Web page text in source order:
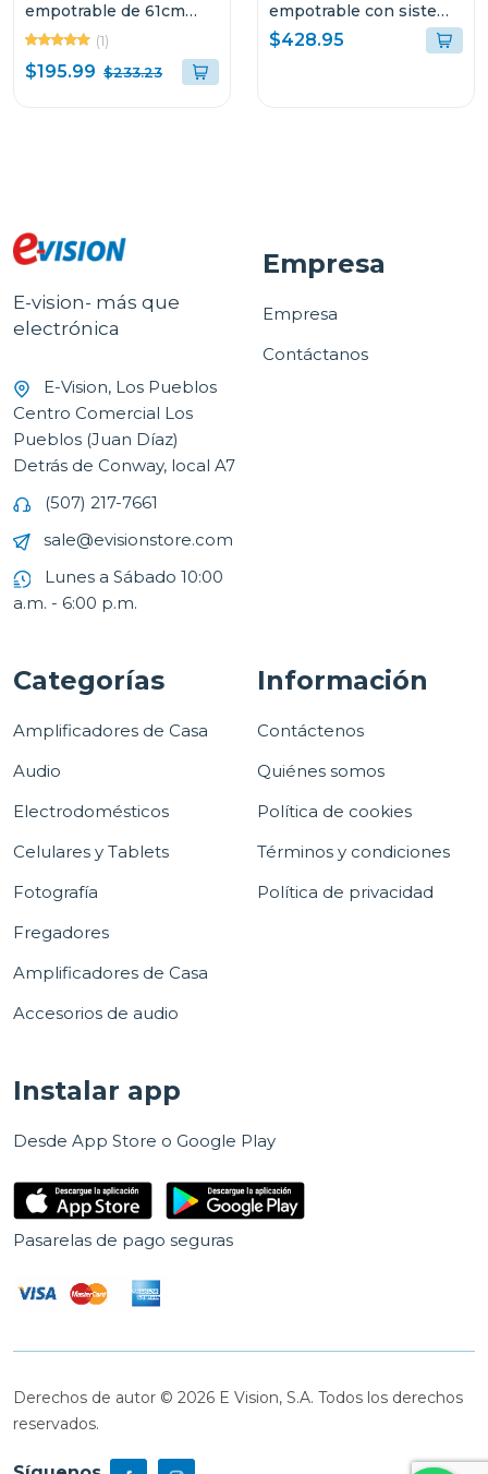
empotrable de 61cm
acabado en acero
BOLONIA61
(1)
$195.99 $233.23
empotrable con sistema
antiruido de 84cm
LUCCA84
$428.95
E-vision- más que
electrónica
E-Vision, Los Pueblos
Centro Comercial Los
Pueblos (Juan Díaz)
Detrás de Conway, local A7
(507) 217-7661
sale@evisionstore.com
Lunes a Sábado 10:00
a.m. - 6:00 p.m.
Empresa
Empresa
Contáctanos
Categorías
Amplificadores de Casa
Audio
Electrodomésticos
Celulares y Tablets
Fotografía
Fregadores
Amplificadores de Casa
Accesorios de audio
Información
Contáctenos
Quiénes somos
Política de cookies
Términos y condiciones
Política de privacidad
Instalar app
Desde App Store o Google Play
Pasarelas de pago seguras
Derechos de autor © 2026 E Vision, S.A. Todos los derechos
reservados.